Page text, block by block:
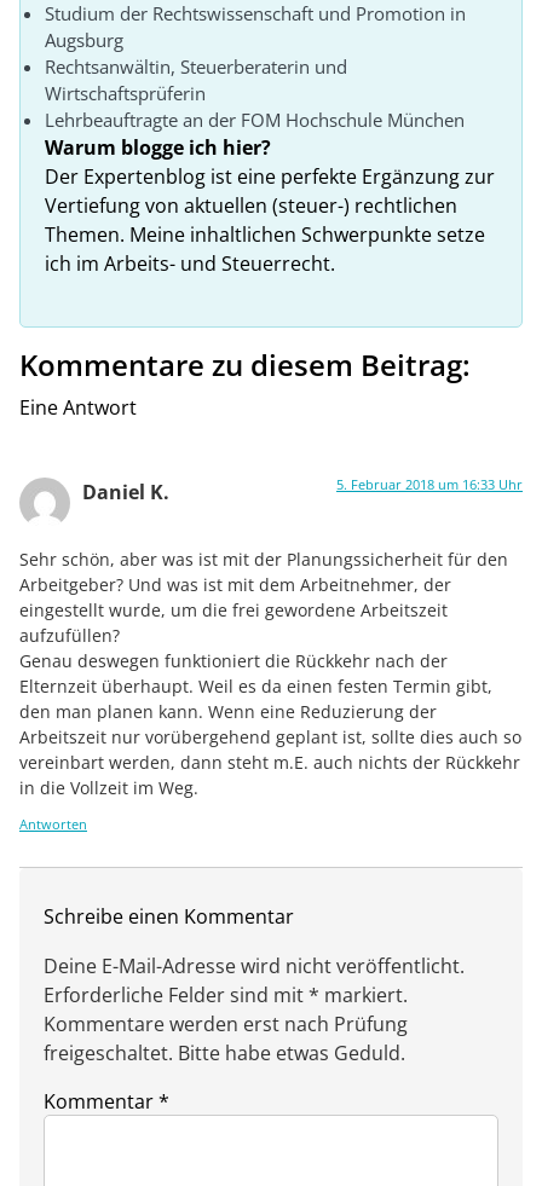
Studium der Rechtswissenschaft und Promotion in
Augsburg
Rechtsanwältin, Steuerberaterin und
Wirtschaftsprüferin
Lehrbeauftragte an der FOM Hochschule München
Warum blogge ich hier?
Der Expertenblog ist eine perfekte Ergänzung zur
Vertiefung von aktuellen (steuer-) rechtlichen
Themen. Meine inhaltlichen Schwerpunkte setze
ich im Arbeits- und Steuerrecht.
Kommentare zu diesem Beitrag:
Eine Antwort
Daniel K. 5. Februar 2018 um 16:33 Uhr
Sehr schön, aber was ist mit der Planungssicherheit für den
Arbeitgeber? Und was ist mit dem Arbeitnehmer, der
eingestellt wurde, um die frei gewordene Arbeitszeit
aufzufüllen?
Genau deswegen funktioniert die Rückkehr nach der
Elternzeit überhaupt. Weil es da einen festen Termin gibt,
den man planen kann. Wenn eine Reduzierung der
Arbeitszeit nur vorübergehend geplant ist, sollte dies auch so
vereinbart werden, dann steht m.E. auch nichts der Rückkehr
in die Vollzeit im Weg.
Antworten
Schreibe einen Kommentar
Deine E-Mail-Adresse wird nicht veröffentlicht.
Erforderliche Felder sind mit * markiert.
Kommentare werden erst nach Prüfung
freigeschaltet. Bitte habe etwas Geduld.
Kommentar*